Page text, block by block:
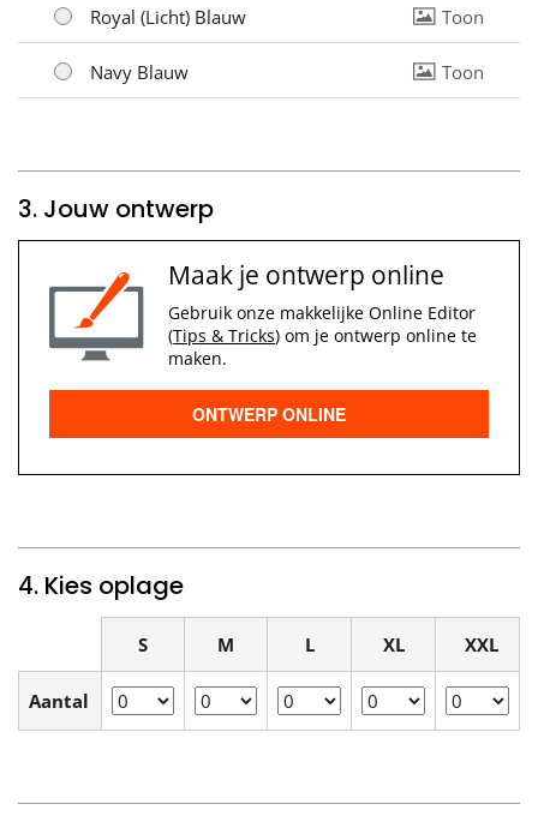
Royal (Licht) Blauw Toon
Navy Blauw Toon
3. Jouw ontwerp
Maak je ontwerp online
Gebruik onze makkelijke Online Editor
(Tips & Tricks) om je ontwerp online te
maken.
ONTWERP ONLINE
4. Kies oplage
S M L XL XXL
Aantal